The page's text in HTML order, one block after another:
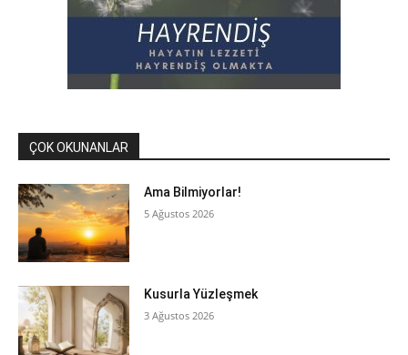
ÇOK OKUNANLAR
Ama Bilmiyorlar!
5 Ağustos 2026
Kusurla Yüzleşmek
3 Ağustos 2026